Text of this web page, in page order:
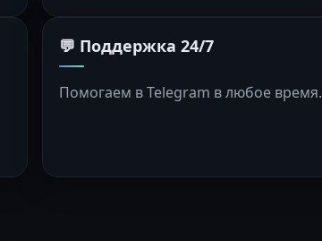
💬 Поддержка 24/7
Помогаем в Telegram в любое время.